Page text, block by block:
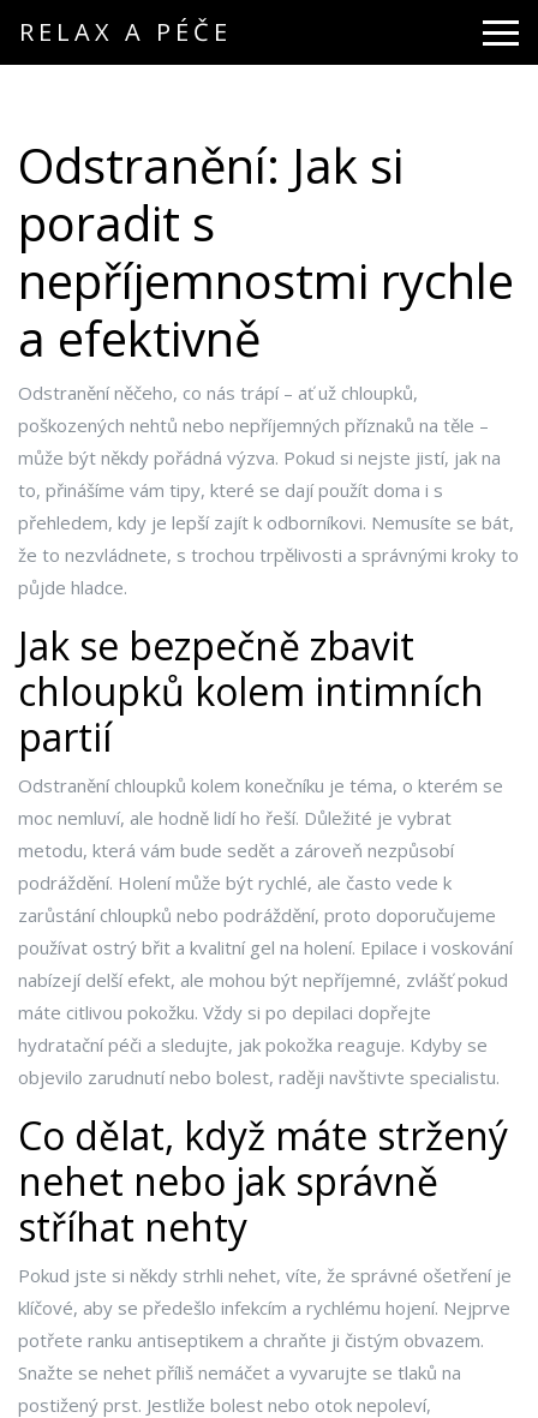
RELAX A PÉČE
Odstranění: Jak si
poradit s
nepříjemnostmi rychle
a efektivně
Odstranění něčeho, co nás trápí – ať už chloupků,
poškozených nehtů nebo nepříjemných příznaků na těle –
může být někdy pořádná výzva. Pokud si nejste jistí, jak na
to, přinášíme vám tipy, které se dají použít doma i s
přehledem, kdy je lepší zajít k odborníkovi. Nemusíte se bát,
že to nezvládnete, s trochou trpělivosti a správnými kroky to
půjde hladce.
Jak se bezpečně zbavit
chloupků kolem intimních
partií
Odstranění chloupků kolem konečníku je téma, o kterém se
moc nemluví, ale hodně lidí ho řeší. Důležité je vybrat
metodu, která vám bude sedět a zároveň nezpůsobí
podráždění. Holení může být rychlé, ale často vede k
zarůstání chloupků nebo podráždění, proto doporučujeme
používat ostrý břit a kvalitní gel na holení. Epilace i voskování
nabízejí delší efekt, ale mohou být nepříjemné, zvlášť pokud
máte citlivou pokožku. Vždy si po depilaci dopřejte
hydratační péči a sledujte, jak pokožka reaguje. Kdyby se
objevilo zarudnutí nebo bolest, raději navštivte specialistu.
Co dělat, když máte stržený
nehet nebo jak správně
stříhat nehty
Pokud jste si někdy strhli nehet, víte, že správné ošetření je
klíčové, aby se předešlo infekcím a rychlému hojení. Nejprve
potřete ranku antiseptikem a chraňte ji čistým obvazem.
Snažte se nehet příliš nemáčet a vyvarujte se tlaků na
postižený prst. Jestliže bolest nebo otok nepoleví,